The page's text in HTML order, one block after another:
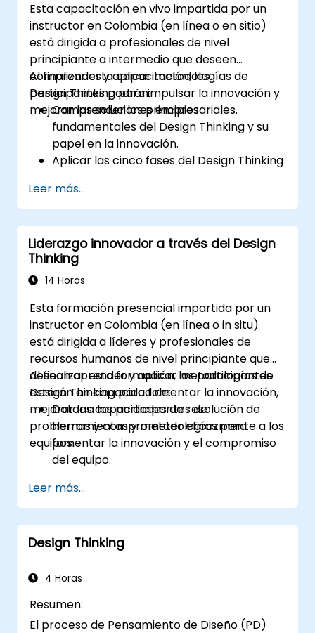
Esta capacitación en vivo impartida por un
instructor en Colombia (en línea o en sitio)
está dirigida a profesionales de nivel
principiante a intermedio que deseen
comprender y aplicar metodologías de
Design Thinking para impulsar la innovación y
mejorar las soluciones empresariales.
Al finalizar esta capacitación, los
participantes podrán:
Comprender los principios
fundamentales del Design Thinking y su
papel en la innovación.
Aplicar las cinco fases del Design Thinking
Utilizar técnicas y herramientas de
ideación para fomentar la creatividad.
Implementar estrategias de Design
Thinking para mejorar procesos y
aumentar la eficiencia.
Leer más...
Liderazgo innovador a través del Design
Thinking
14 Horas
Esta formación presencial impartida por un
instructor en Colombia (en línea o in situ)
está dirigida a líderes y profesionales de
recursos humanos de nivel principiante que
desean aprender y aplicar metodologías de
Design Thinking para fomentar la innovación,
mejorar las capacidades de resolución de
problemas y comprometer eficazmente a los
equipos.
Al finalizar esta formación, los participantes
estarán en capacidad de:
Dotar a los participantes de
herramientas y metodologías para
fomentar la innovación y el compromiso
del equipo.
empatía, ideación y prototipado para
resolver desafíos complejos.
Aplicar los principios del Design Thinking a
escenarios de liderazgo y recursos
Promover una cultura de innovación
Leer más...
Design Thinking
4 Horas
Resumen:
El proceso de Pensamiento de Diseño (PD)